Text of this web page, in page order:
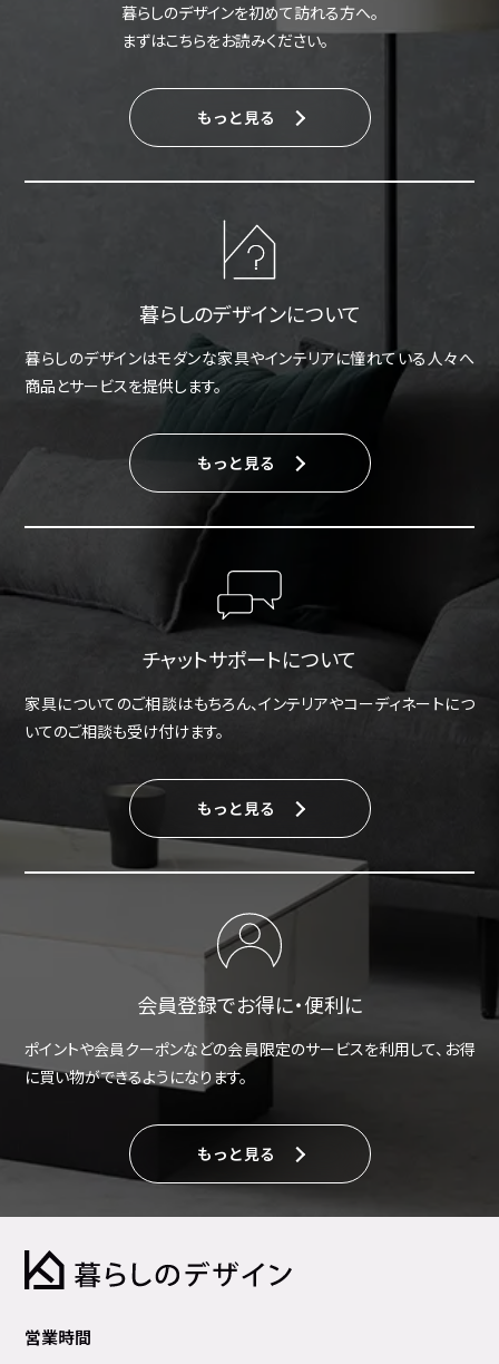
暮らしのデザインを初めて訪れる方へ。
まずはこちらをお読みください。
もっと見る
暮らしのデザインについて
暮らしのデザインはモダンな家具やインテリアに憧れている人々へ
商品とサービスを提供します。
もっと見る
チャットサポートについて
家具についてのご相談はもちろん、インテリアやコーディネートにつ
いてのご相談も受け付けます。
もっと見る
会員登録でお得に・便利に
ポイントや会員クーポンなどの会員限定のサービスを利用して、お得
に買い物ができるようになります。
もっと見る
営業時間